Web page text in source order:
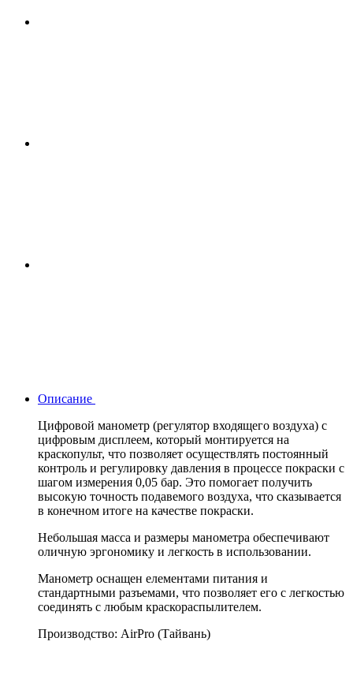
Описание
Цифровой манометр (регулятор входящего воздуха) с
цифровым дисплеем, который монтируется на
краскопульт, что позволяет осуществлять постоянный
контроль и регулировку давления в процессе покраски с
шагом измерения 0,05 бар. Это помогает получить
высокую точность подавемого воздуха, что сказывается
в конечном итоге на качестве покраски.
Небольшая масса и размеры манометра обеспечивают
оличную эргономику и легкость в использовании.
Манометр оснащен елементами питания и
стандартными разъемами, что позволяет его с легкостью
соединять с любым краскораспылителем.
Производство: AirPro (Тайвань)